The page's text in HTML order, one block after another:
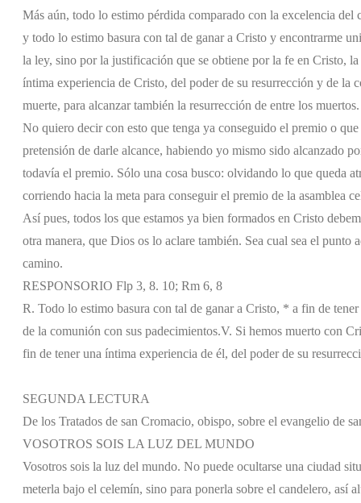
Más aún, todo lo estimo pérdida comparado con la excelencia
y todo lo estimo basura con tal de ganar a Cristo y encontrarme
la ley, sino por la justificación que se obtiene por la fe en Cristo,
íntima experiencia de Cristo, del poder de su resurrección y de la
muerte, para alcanzar también la resurrección de entre los muertos.
No quiero decir con esto que tenga ya conseguido el premio o
pretensión de darle alcance, habiendo yo mismo sido alcanzado
todavía el premio. Sólo una cosa busco: olvidando lo que queda
corriendo hacia la meta para conseguir el premio de la asamblea
Así pues, todos los que estamos ya bien formados en Cristo
otra manera, que Dios os lo aclare también. Sea cual sea el punto
camino.
RESPONSORIO Flp 3, 8. 10; Rm 6, 8
R. Todo lo estimo basura con tal de ganar a Cristo, * a fin de
de la comunión con sus padecimientos.V. Si hemos muerto con
fin de tener una íntima experiencia de él, del poder de su
SEGUNDA LECTURA
De los Tratados de san Cromacio, obispo, sobre el evangelio de
VOSOTROS SOIS LA LUZ DEL MUNDO
Vosotros sois la luz del mundo. No puede ocultarse una ciudad
meterla bajo el celemín, sino para ponerla sobre el candelero, así